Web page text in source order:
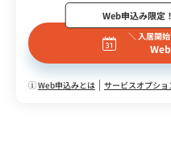
＼ 入居開
Web申込み限定！
Web申込みとは サービスオプシ